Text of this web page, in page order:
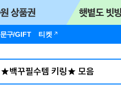
문구/GIFT 티켓